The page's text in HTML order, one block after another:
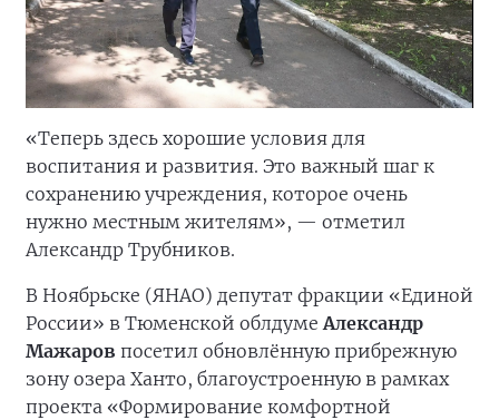
«Теперь здесь хорошие условия для
воспитания и развития. Это важный шаг к
сохранению учреждения, которое очень
нужно местным жителям», — отметил
Александр Трубников.
В Ноябрьске (ЯНАО) депутат фракции «Единой
России» в Тюменской облдумеАлександр
Мажаров посетил обновлённую прибрежную
зону озера Ханто, благоустроенную в рамках
проекта «Формирование комфортной